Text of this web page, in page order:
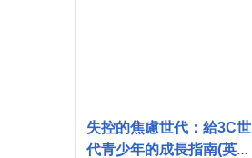
失控的焦慮世代：給3C世
代青少年的成長指南(英國